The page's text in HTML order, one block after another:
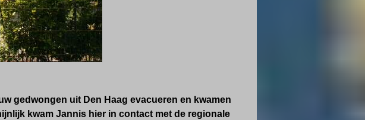
gedwongen uit Den Haag evacueren en kwamen
kwam Jannis hier in contact met de regionale